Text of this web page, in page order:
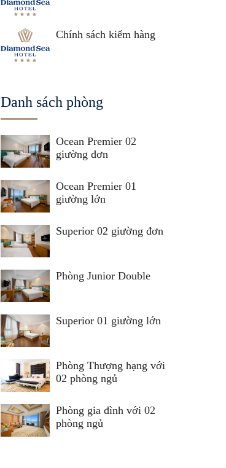
Chính sách kiểm hàng
Danh sách phòng
Ocean Premier 02
giường đơn
Ocean Premier 01
giường lớn
Superior 02 giường đơn
Phòng Junior Double
Superior 01 giường lớn
Phòng Thượng hạng với
02 phòng ngủ
Phòng gia đình với 02
phòng ngủ